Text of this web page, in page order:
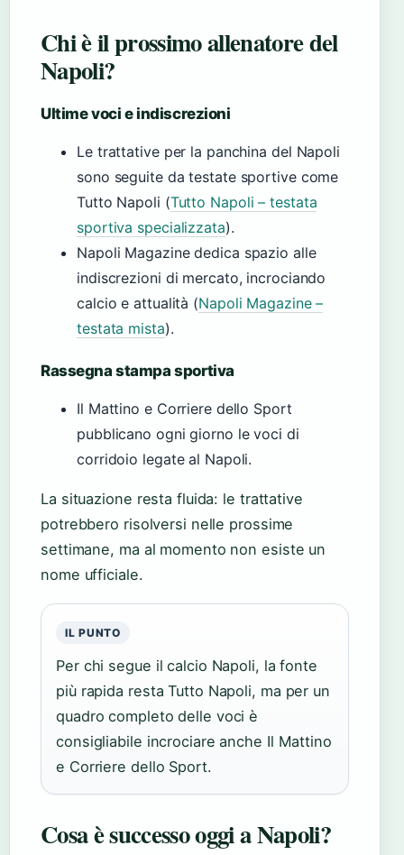
Chi è il prossimo allenatore del
Napoli?
Ultime voci e indiscrezioni
Le trattative per la panchina del Napoli
sono seguite da testate sportive come
Tutto Napoli (Tutto Napoli – testata
sportiva specializzata).
Napoli Magazine dedica spazio alle
indiscrezioni di mercato, incrociando
calcio e attualità (Napoli Magazine –
testata mista).
Rassegna stampa sportiva
Il Mattino e Corriere dello Sport
pubblicano ogni giorno le voci di
corridoio legate al Napoli.
La situazione resta fluida: le trattative
potrebbero risolversi nelle prossime
settimane, ma al momento non esiste un
nome ufficiale.
IL PUNTO
Per chi segue il calcio Napoli, la fonte
più rapida resta Tutto Napoli, ma per un
quadro completo delle voci è
consigliabile incrociare anche Il Mattino
e Corriere dello Sport.
Cosa è successo oggi a Napoli?